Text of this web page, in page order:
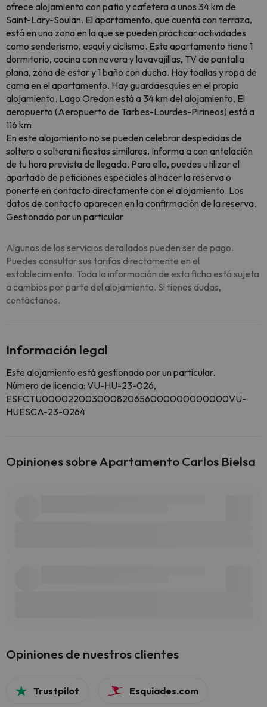
ofrece alojamiento con patio y cafetera a unos 34 km de
Saint-Lary-Soulan. El apartamento, que cuenta con terraza,
está en una zona en la que se pueden practicar actividades
como senderismo, esquí y ciclismo. Este apartamento tiene 1
dormitorio, cocina con nevera y lavavajillas, TV de pantalla
plana, zona de estar y 1 baño con ducha. Hay toallas y ropa de
cama en el apartamento. Hay guardaesquíes en el propio
alojamiento. Lago Oredon está a 34 km del alojamiento. El
aeropuerto (Aeropuerto de Tarbes-Lourdes-Pirineos) está a
116 km.
En este alojamiento no se pueden celebrar despedidas de
soltero o soltera ni fiestas similares. Informa a con antelación
de tu hora prevista de llegada. Para ello, puedes utilizar el
apartado de peticiones especiales al hacer la reserva o
ponerte en contacto directamente con el alojamiento. Los
datos de contacto aparecen en la confirmación de la reserva.
Gestionado por un particular
Algunos de los servicios detallados pueden ser de pago.
Puedes consultar sus tarifas directamente en el
establecimiento. Toda la información de esta ficha está sujeta
a cambios por parte del alojamiento. Si tienes dudas,
contáctanos.
Información legal
Este alojamiento está gestionado por un particular.
Número de licencia: VU-HU-23-026,
ESFCTU000022003000820656000000000000VU-
HUESCA-23-0264
Opiniones sobre Apartamento Carlos Bielsa
Opiniones de nuestros clientes
Trustpilot Esquiades.com